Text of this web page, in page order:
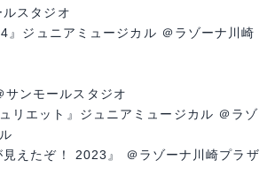
ルスタジオ
』ジュニアミュージカル ＠ラゾーナ川崎
ンモールスタジオ
リエット』ジュニアミュージカル ＠ラゾ
見えたぞ！ 2023』 ＠ラゾーナ川崎プラザ